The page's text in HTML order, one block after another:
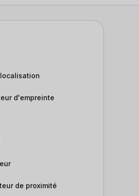
d'empreinte
de proximité